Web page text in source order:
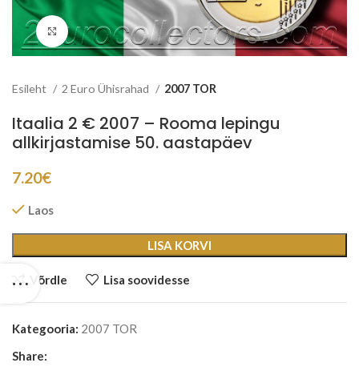
Suurenda
Esileht 2 Euro Ühisrahad 2007 TOR
Itaalia 2 € 2007 – Rooma lepingu
allkirjastamise 50. aastapäev
7.20€
Laos
LISA KORVI
Võrdle Lisa soovidesse
Kategooria: 2007 TOR
Share: